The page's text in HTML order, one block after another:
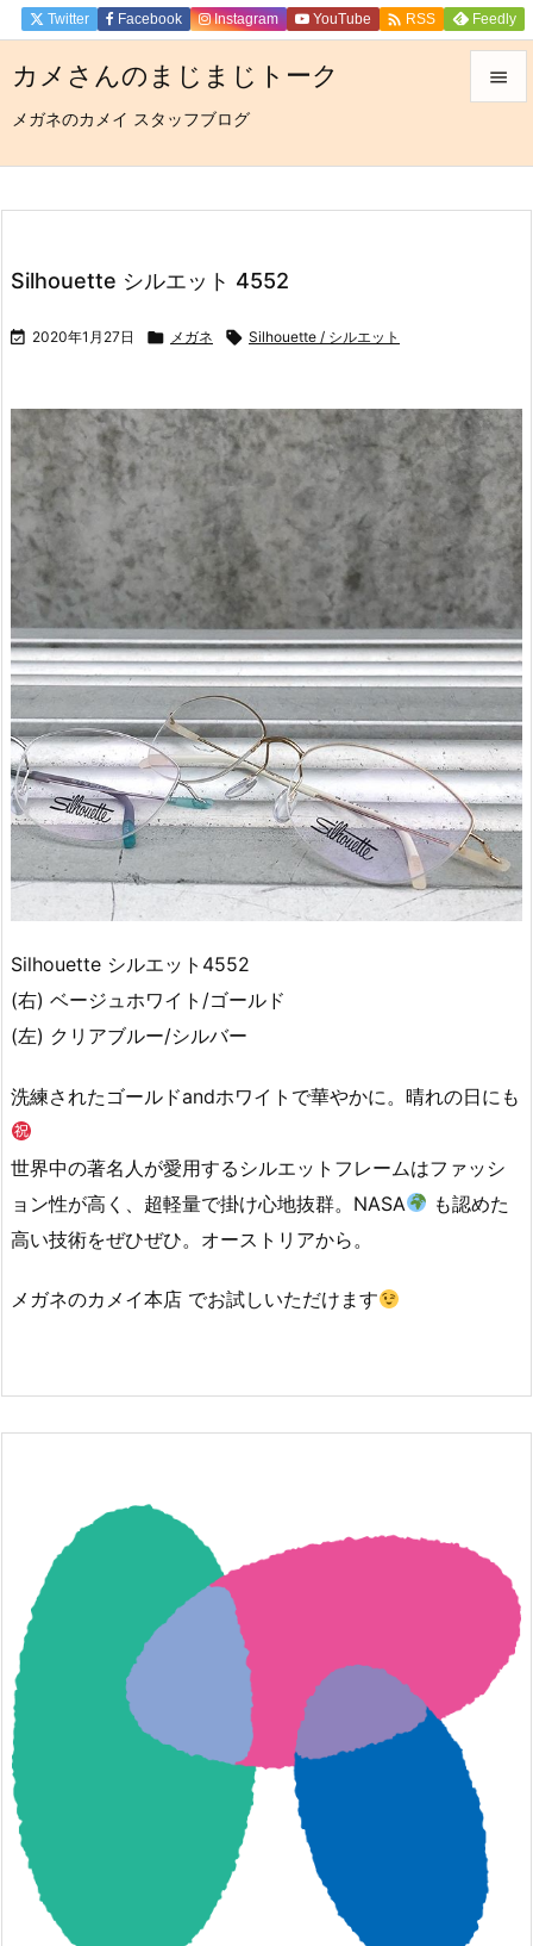
カメさんのまじまじトーク
メガネのカメイ スタッフブログ

サイド
Twitter Facebook Instagram YouTube  RSS Feedly
Silhouette シルエット 4552
 2020年1月27日  メガネ  Silhouette / シルエット
Silhouette シルエット4552
(右) ベージュホワイト/ゴールド
(左) クリアブルー/シルバー
洗練されたゴールドandホワイトで華やかに。晴れの日にも
世界中の著名人が愛用するシルエットフレームはファッシ
ョン性が高く、超軽量で掛け心地抜群。NASA
も認めた
高い技術をぜひぜひ‍。オーストリアから。
メガネのカメイ本店 でお試しいただけます